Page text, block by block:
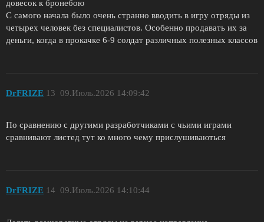
довесок к бронебою
С самого начала было очень странно вводить в игру отряды из
четырех человек без специалистов. Особенно продавать их за
деньги, когда в прокачке 6-9 солдат различных полезных классов
DrFRIZE 09.Июль.2026 14:09:42
13
По сравнению с другими разработчиками с чьими играми
сравнивают листед тут ко много чему прислушиваються
DrFRIZE 09.Июль.2026 14:10:44
14